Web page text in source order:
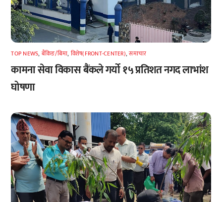
TOP NEWS, बैंकिङ/बिमा, विशेष(FRONT-CENTER),समाचार
कामना सेवा विकास बैंकले गर्यो १५ प्रतिशत नगद लाभांश
घोषणा